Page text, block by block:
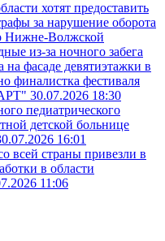
хотят предоставить
за нарушение оборота
Нижне-Волжской
из-за ночного забега
фасаде девятиэтажки в
финалистка фестиваля
30.07.2026 18:30
педиатрического
детской больнице
16:01
всей страны привезли в
в области
11:06